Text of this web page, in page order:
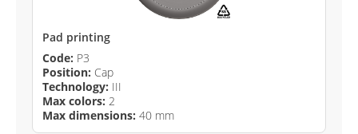
Pad printing
Code: P3
Position: Cap
Technology: III
Max colors: 2
Max dimensions: 40 mm